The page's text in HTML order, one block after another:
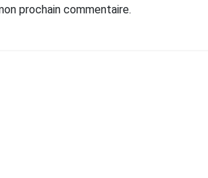
prochain commentaire.